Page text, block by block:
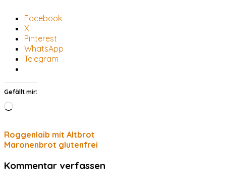
Facebook
X
Pinterest
WhatsApp
Telegram
Gefällt mir:
Wird
Roggenlaib mit Altbrot
Maronenbrot glutenfrei
Kommentar verfassen